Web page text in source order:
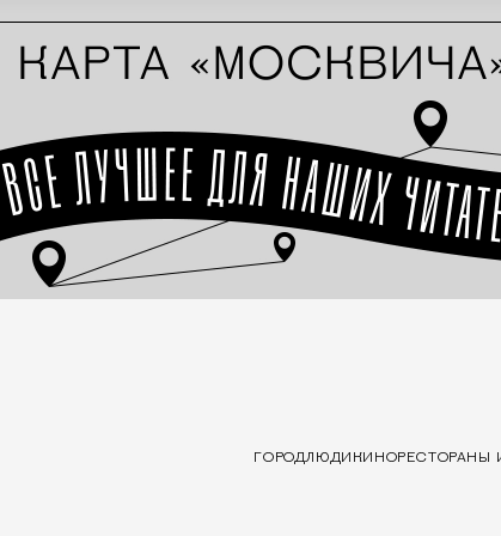
ГОРОДЛЮДИ КИНОРЕСТОРАНЫ